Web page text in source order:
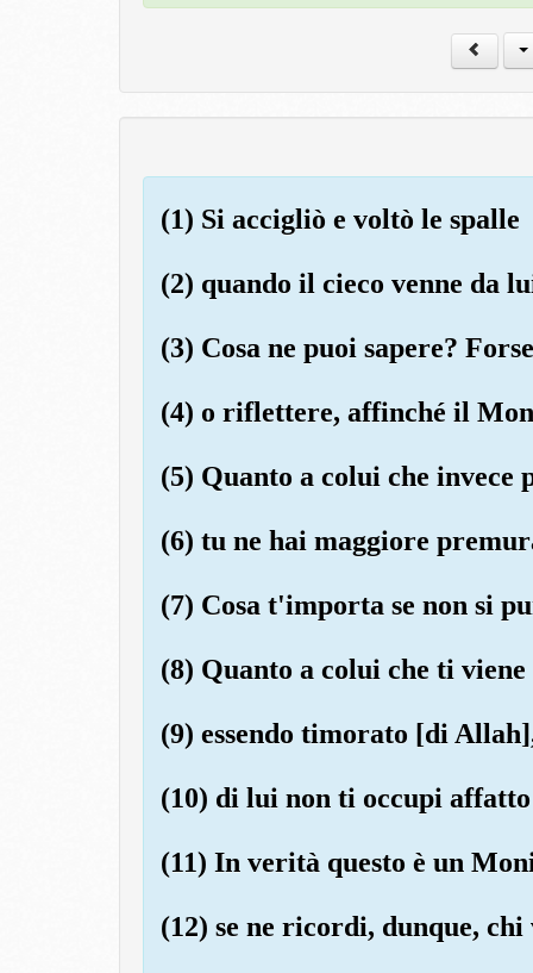
(1) Si accigliò e voltò le spalle
(2) quando il cieco venne da
(3) Cosa ne puoi sapere?
(4) o riflettere, affinché il
(5) Quanto a colui che invece
(6) tu ne hai maggiore
(7) Cosa t'importa se non si
(8) Quanto a colui che ti
(9) essendo timorato [di
(10) di lui non ti occupi
(11) In verità questo è un
(12) se ne ricordi, dunque, chi